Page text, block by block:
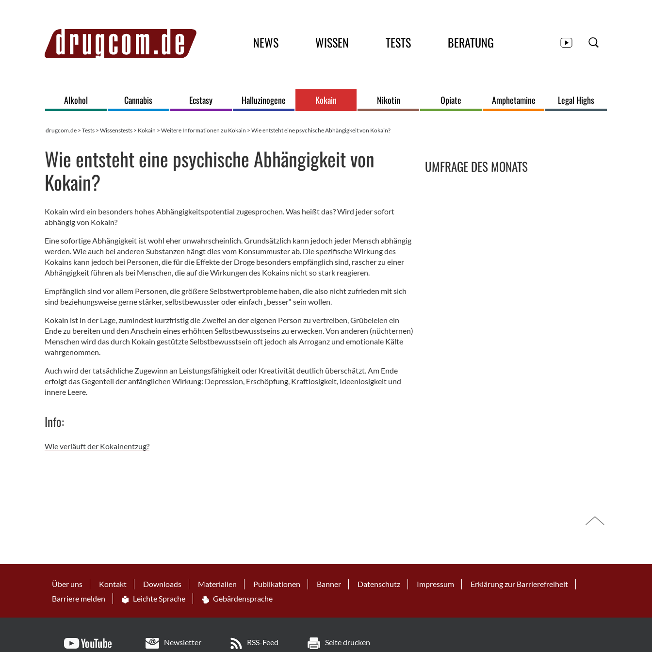
Hauptmenü
NEWS WISSEN TESTS BERATUNG
Alkohol Cannabis Ecstasy Halluzinogene Kokain Nikotin Opiate Amphetamine Legal Highs
drugcom.de > Tests > Wissenstests > Kokain > Weitere Informationen zu Kokain > Wie entsteht eine psychische Abhängigkeit von Kokain?
Wie entsteht eine psychische Abhängigkeit von
Kokain?
Kokain wird ein besonders hohes Abhängigkeitspotential zugesprochen. Was heißt das? Wird jeder sofort
abhängig von Kokain?
Eine sofortige Abhängigkeit ist wohl eher unwahrscheinlich. Grundsätzlich kann jedoch jeder Mensch abhängig
werden. Wie auch bei anderen Substanzen hängt dies vom Konsummuster ab. Die spezifische Wirkung des
Kokains kann jedoch bei Personen, die für die Effekte der Droge besonders empfänglich sind, rascher zu einer
Abhängigkeit führen als bei Menschen, die auf die Wirkungen des Kokains nicht so stark reagieren.
Empfänglich sind vor allem Personen, die größere Selbstwertprobleme haben, die also nicht zufrieden mit sich
sind beziehungsweise gerne stärker, selbstbewusster oder einfach „besser“ sein wollen.
Kokain ist in der Lage, zumindest kurzfristig die Zweifel an der eigenen Person zu vertreiben, Grübeleien ein
Ende zu bereiten und den Anschein eines erhöhten Selbstbewusstseins zu erwecken. Von anderen (nüchternen)
Menschen wird das durch Kokain gestützte Selbstbewusstsein oft jedoch als Arroganz und emotionale Kälte
wahrgenommen.
Auch wird der tatsächliche Zugewinn an Leistungsfähigkeit oder Kreativität deutlich überschätzt. Am Ende
erfolgt das Gegenteil der anfänglichen Wirkung: Depression, Erschöpfung, Kraftlosigkeit, Ideenlosigkeit und
innere Leere.
Info:
Wie verläuft der Kokainentzug?
UMFRAGE DES MONATS
Über uns Kontakt Downloads Materialien Publikationen Banner Datenschutz Impressum
Erklärung zur Barrierefreiheit
Barriere melden
Leichte Sprache Gebärdensprache
Newsletter RSS-Feed Seite drucken